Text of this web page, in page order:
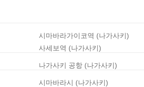
시마바라가이코역 (나가사키)
사세보역 (나가사키)
나가사키 공항 (나가사키)
시마바라시 (나가사키)